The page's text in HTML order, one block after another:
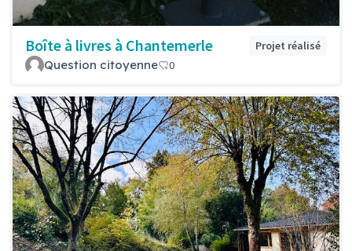
Boîte à livres à Chantemerle Projet réalisé
Question citoyenne 0